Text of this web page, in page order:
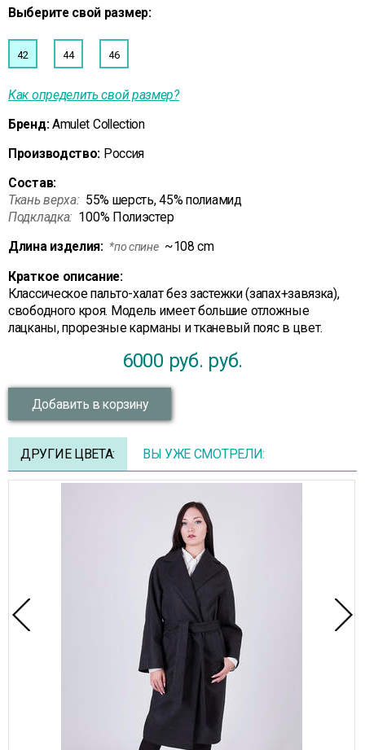
Выберите свой размер:
42 44 46
Как определить свой размер?
Бренд: Amulet Collection
Производство: Россия
Состав:
Ткань верха: 55% шерсть, 45% полиамид
Подкладка: 100% Полиэстер
Длина изделия: *по спине ~108 cm
Краткое описание:
Классическое пальто-халат без застежки (запах+завязка),
свободного кроя. Модель имеет большие отложные
лацканы, прорезные карманы и тканевый пояс в цвет.
6000 руб. руб.
Добавить в корзину
ДРУГИЕ ЦВЕТА: ВЫ УЖЕ СМОТРЕЛИ: